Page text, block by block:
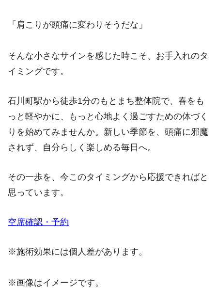
「肩こりが頭痛に変わりそうだな」
そんな小さなサインを感じた時こそ、お手入れのタ
イミングです。
石川町駅から徒歩1分のもとまち整体院で、春をも
っと軽やかに、もっと心地よく過ごすための体づく
りを始めてみませんか。新しい季節を、頭痛に邪魔
されず、自分らしく楽しめる毎日へ。
その一歩を、今このタイミングから応援できればと
思っています。
空席確認・予約
※施術効果には個人差があります。
※画像はイメージです。